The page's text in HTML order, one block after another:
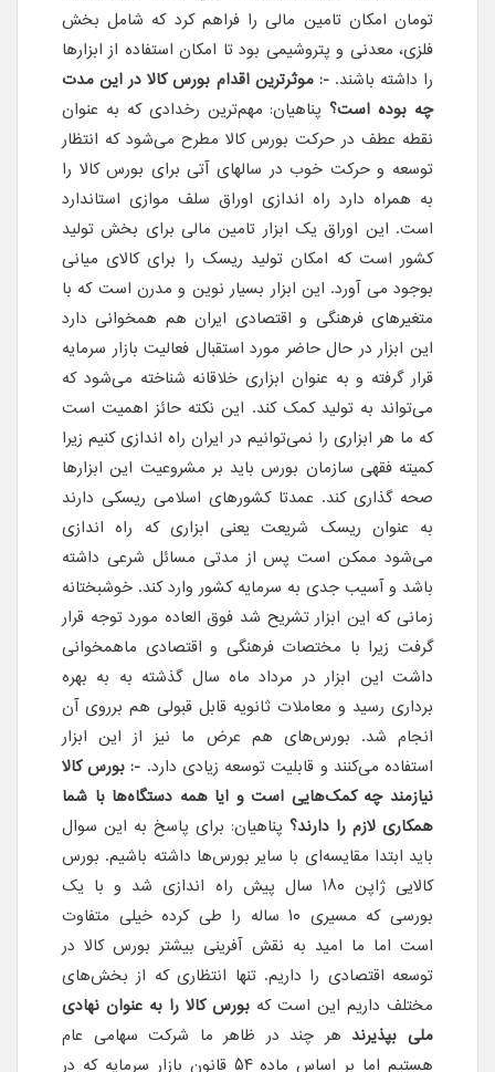
تومان امکان تامین مالی را فراهم کرد که شامل بخش
فلزی، معدنی و پتروشیمی بود تا امکان استفاده از ابزار‌ها
را داشته باشند.-: موثر‌ترین اقدام بورس کالا در این مدت
چه بوده است؟پناهیان: مهم‌ترین رخدادی که به عنوان
نقطه عطف در حرکت بورس کالا مطرح می‌شود که انتظار
توسعه و حرکت خوب در سالهای آتی برای بورس کالا را
به همراه دارد راه اندازی اوراق سلف موازی استاندارد
است. این اوراق یک ابزار تامین مالی برای بخش تولید
کشور است که امکان تولید ریسک را برای کالای میانی
بوجود می آورد. این ابزار بسیار نوین و مدرن است که با
متغیرهای فرهنگی و اقتصادی ایران هم همخوانی دارد
این ابزار در حال حاضر مورد استقبال فعالیت بازار سرمایه
قرار گرفته و به عنوان ابزاری خلاقانه شناخته می‌شود که
می‌تواند به تولید کمک کند. این نکته حائز اهمیت است
که ما هر ابزاری را نمی‌توانیم در ایران راه اندازی کنیم زیرا
کمیته فقهی سازمان بورس باید بر مشروعیت این ابزار‌ها
صحه گذاری کند. عمدتا کشورهای اسلامی ریسکی دارند
به عنوان ریسک شریعت یعنی ابزاری که راه اندازی
می‌شود ممکن است پس از مدتی مسائل شرعی داشته
باشد و آسیب جدی به سرمایه کشور وارد کند. خوشبختانه
زمانی که این ابزار تشریح شد فوق العاده مورد توجه قرار
گرفت زیرا با مختصات فرهنگی و اقتصادی ماهمخوانی
داشت این ابزار در مرداد ماه سال گذشته به به بهره
برداری رسید و معاملات ثانویه قابل قبولی هم برروی آن
انجام شد. بورس‌های هم عرض ما نیز از این ابزار
استفاده می‌کنند و قابلیت توسعه زیادی دارد. -: بورس کالا
نیازمند چه کمک‌هایی است و ایا همه دستگاه‌ها با شما
همکاری لازم را دارند؟ پناهیان: برای پاسخ به این سوال
باید ابتدا مقایسه‌ای با سایر بورس‌ها داشته باشیم. بورس
کالایی ژاپن ۱۸۰ سال پیش راه اندازی شد و با یک
بورسی که مسیری ۱۰ ساله را طی کرده خیلی متفاوت
است اما ما امید به نقش آفرینی بیشتر بورس کالا در
توسعه اقتصادی را داریم. تنها انتظاری که از بخش‌های
مختلف داریم این است که بورس کالا را به عنوان نهادی
ملی بپذیرند هر چند در ظاهر ما شرکت سهامی عام
هستیم اما بر اساس ماده ۵۴ قانون بازار سرمایه که در